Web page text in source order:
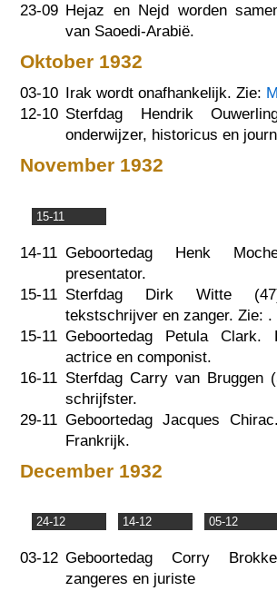
23-09 Hejaz en Nejd worden
van Saoedi-Arabië.
Oktober 1932
03-10 Irak wordt onafhankelijk. Zie:
12-10 Sterfdag Hendrik
onderwijzer, historicus en
November 1932
15-11
14-11 Geboortedag Henk
presentator.
15-11 Sterfdag Dirk Witte
tekstschrijver en zanger. Zie: .
15-11 Geboortedag Petula Clark.
actrice en componist.
16-11 Sterfdag Carry van Bruggen
schrijfster.
29-11 Geboortedag Jacques
Frankrijk.
December 1932
24-12 14-12 05-12
03-12 Geboortedag Corry
zangeres en juriste